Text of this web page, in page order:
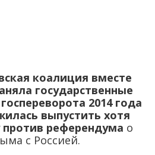
коалиция вместе
государственные
2014 года
выпустить хотя
референдума о
с Россией.